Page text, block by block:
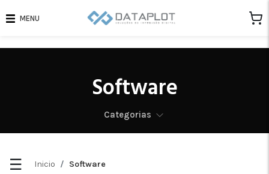
MENU
Software
Categorias
CATEGORIAS
☰ Inicio Software